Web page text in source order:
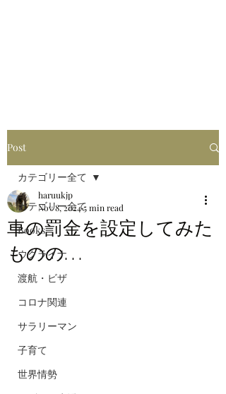
Post
カテゴリー全て
Books
ウクライナ
渡航・ビザ
コロナ関連
サラリーマン
子育て
世界情勢
カテゴリー全て
車の罰金を設定してみた
ものの. . .
haruukjp
Nov 8, 20245 min read